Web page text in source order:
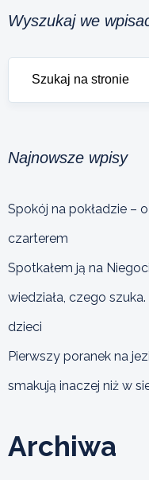
Wyszukaj we
Najnowsze wpisy
Spokój na pokładzie –
czarterem
Spotkałem ją na
wiedziała, czego
dzieci
Pierwszy poranek na
smakują inaczej niż w
Archiwa